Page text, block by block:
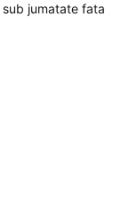
jumatate fata